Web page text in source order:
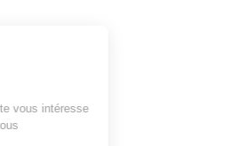
de ce site vous intéresse
bien vous